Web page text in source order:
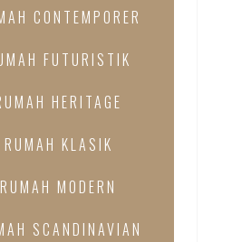
CONTEMPORER
FUTURISTIK
HERITAGE
KLASIK
MODERN
SCANDINAVIAN